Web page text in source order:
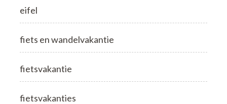
eifel
fiets en wandelvakantie
fietsvakantie
fietsvakanties